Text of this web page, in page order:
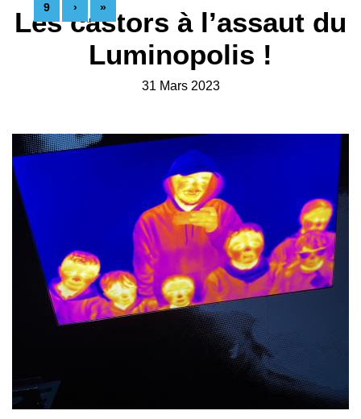
Les castors à l’assaut du
Luminopolis !
31 Mars 2023
9 › »